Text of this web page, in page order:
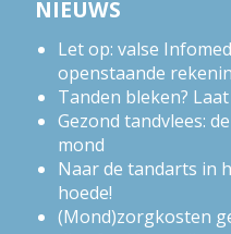
NIEUWS
Let op: valse
openstaande
Tanden bleken?
Gezond tandvlees:
mond
Naar de tandarts in
hoede!
(Mond)zorgkosten